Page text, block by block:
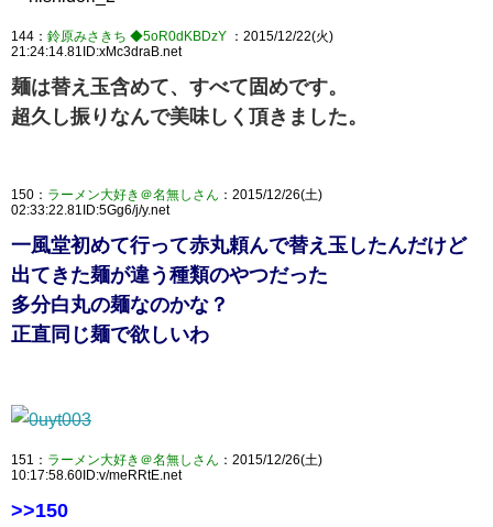
144： 鈴原みさきち ◆5oR0dKBDzY ：2015/12/22(火)
21:24:14.81ID:xMc3draB.net
麺は替え玉含めて、すべて固めです。
超久し振りなんで美味しく頂きました。
150： ラーメン大好き＠名無しさん ：2015/12/26(土)
02:33:22.81ID:5Gg6/j/y.net
一風堂初めて行って赤丸頼んで替え玉したんだけど
出てきた麺が違う種類のやつだった
多分白丸の麺なのかな？
正直同じ麺で欲しいわ
151： ラーメン大好き＠名無しさん ：2015/12/26(土)
10:17:58.60ID:v/meRRtE.net
>>150